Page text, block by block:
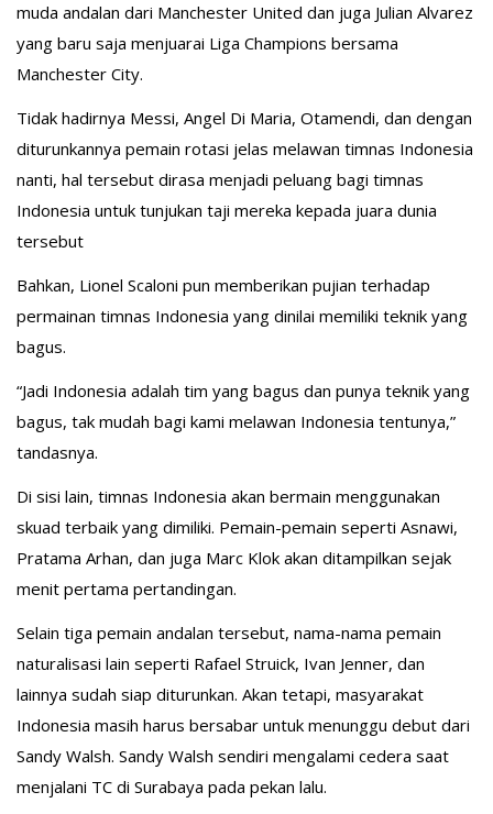
muda andalan dari Manchester United dan juga Julian Alvarez
yang baru saja menjuarai Liga Champions bersama
Manchester City.
Tidak hadirnya Messi, Angel Di Maria, Otamendi, dan dengan
diturunkannya pemain rotasi jelas melawan timnas Indonesia
nanti, hal tersebut dirasa menjadi peluang bagi timnas
Indonesia untuk tunjukan taji mereka kepada juara dunia
tersebut
Bahkan, Lionel Scaloni pun memberikan pujian terhadap
permainan timnas Indonesia yang dinilai memiliki teknik yang
bagus.
“Jadi Indonesia adalah tim yang bagus dan punya teknik yang
bagus, tak mudah bagi kami melawan Indonesia tentunya,”
tandasnya.
Di sisi lain, timnas Indonesia akan bermain menggunakan
skuad terbaik yang dimiliki. Pemain-pemain seperti Asnawi,
Pratama Arhan, dan juga Marc Klok akan ditampilkan sejak
menit pertama pertandingan.
Selain tiga pemain andalan tersebut, nama-nama pemain
naturalisasi lain seperti Rafael Struick, Ivan Jenner, dan
lainnya sudah siap diturunkan. Akan tetapi, masyarakat
Indonesia masih harus bersabar untuk menunggu debut dari
Sandy Walsh. Sandy Walsh sendiri mengalami cedera saat
menjalani TC di Surabaya pada pekan lalu.